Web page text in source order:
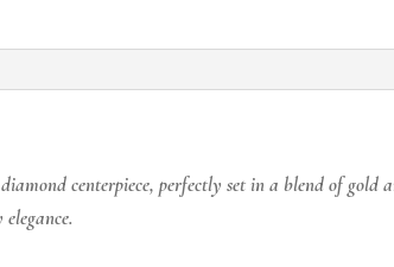
centerpiece, perfectly set in a blend of